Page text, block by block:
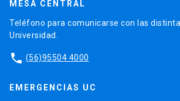
MESA CENTRAL
Teléfono para comunicarse con las
Universidad.
phone (56)95504 4000
EMERGENCIAS UC